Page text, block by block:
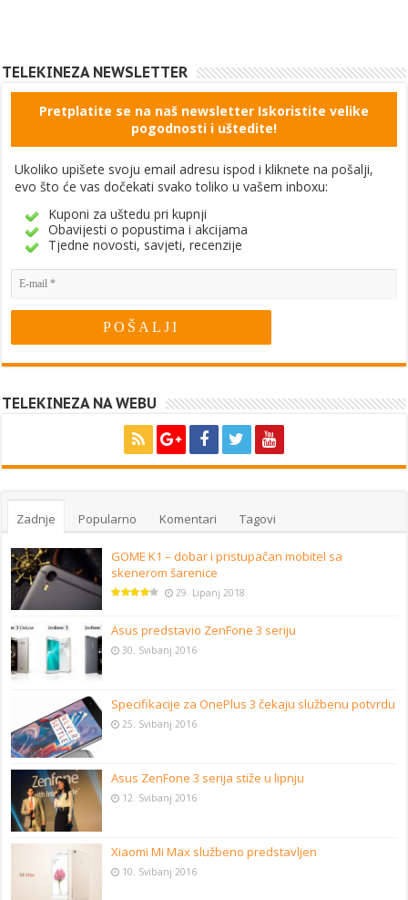
TELEKINEZA NEWSLETTER
Pretplatite se na naš newsletter Iskoristite velike
pogodnosti i uštedite!
Ukoliko upišete svoju email adresu ispod i kliknete na pošalji,
evo što će vas dočekati svako toliko u vašem inboxu:
Kuponi za uštedu pri kupnji
Obavijesti o popustima i akcijama
Tjedne novosti, savjeti, recenzije
TELEKINEZA NA WEBU
Zadnje Popularno Komentari Tagovi
GOME K1 – dobar i pristupačan mobitel sa
skenerom šarenice
29. Lipanj 2018
Asus predstavio ZenFone 3 seriju
30. Svibanj 2016
Specifikacije za OnePlus 3 čekaju službenu potvrdu
25. Svibanj 2016
Asus ZenFone 3 serija stiže u lipnju
12. Svibanj 2016
Xiaomi Mi Max službeno predstavljen
10. Svibanj 2016